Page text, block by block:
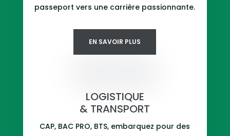
passeport vers une carrière passionnante.
EN SAVOIR PLUS
LOGISTIQUE
& TRANSPORT
CAP, BAC PRO, BTS, embarquez pour des